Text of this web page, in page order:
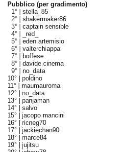
Pubblico (per gradimento)
1° | stella_85
2° | shakermaker86
3° | captain sensible
4° |
_red_
5° | eden artemisio
6° | valterchiappa
7° |
boffese
8° | davide cinema
9° | no_data
10° | poldino
11° | maumauroma
12° | no_data
13° | panjaman
14° | salvo
15° | jacopo mancini
16° | ricneg70
17° | jackiechan90
18° | marce84
19° | jujitsu